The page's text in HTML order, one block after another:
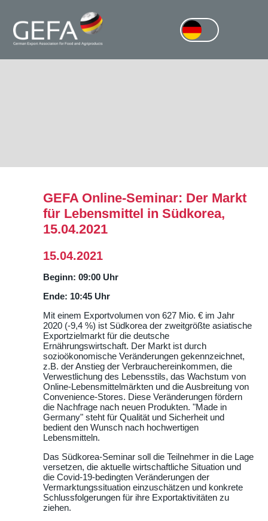
GEFA Online-Seminar: Der Markt
für Lebensmittel in Südkorea,
15.04.2021
15.04.2021
Beginn: 09:00 Uhr
Ende: 10:45 Uhr
Mit einem Exportvolumen von 627 Mio. € im Jahr
2020 (-9,4 %) ist Südkorea der zweitgrößte asiatische
Exportzielmarkt für die deutsche
Ernährungswirtschaft. Der Markt ist durch
sozioökonomische Veränderungen gekennzeichnet,
z.B. der Anstieg der Verbrauchereinkommen, die
Verwestlichung des Lebensstils, das Wachstum von
Online-Lebensmittelmärkten und die Ausbreitung von
Convenience-Stores. Diese Veränderungen fördern
die Nachfrage nach neuen Produkten. Made in
Germany steht für Qualität und Sicherheit und
bedient den Wunsch nach hochwertigen
Lebensmitteln.
Das Südkorea-Seminar soll die Teilnehmer in die Lage
versetzen, die aktuelle wirtschaftliche Situation und
die Covid-19-bedingten Veränderungen der
Vermarktungssituation einzuschätzen und konkrete
Schlussfolgerungen für ihre Exportaktivitäten zu
ziehen.